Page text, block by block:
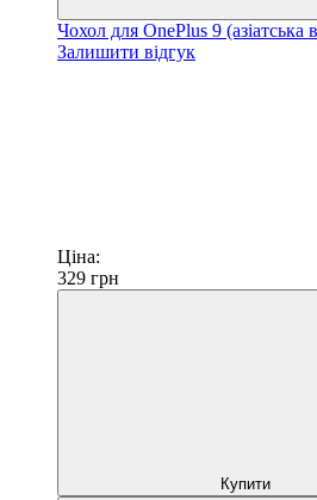
Чохол для OnePlus 9 (азіатська
Залишити відгук
Ціна:
329 грн
Купити